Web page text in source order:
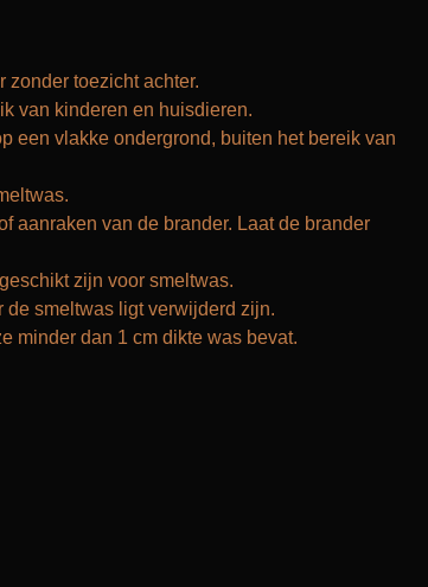
zonder toezicht achter.
van kinderen en huisdieren.
een vlakke ondergrond, buiten het bereik van
aanraken van de brander. Laat de brander
zijn voor smeltwas.
de smeltwas ligt verwijderd zijn.
minder dan 1 cm dikte was bevat.